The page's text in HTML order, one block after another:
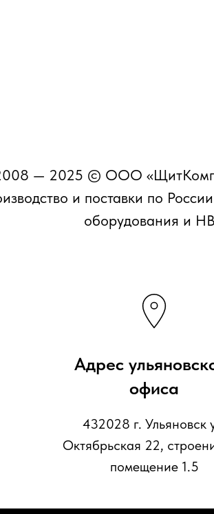
— 2025 © ООО
и поставки по
оборудования и
Адрес
офиса
432028 г. Ульяновск
Октябрьская 22,
помещение 1.5